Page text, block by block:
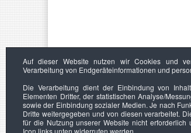
Auf dieser Website nutzen wir Cookies und
Verarbeitung von Endgeräteinformationen und
Die Verarbeitung dient der Einbindung von
Elementen Dritter, der statistischen Analyse/
sowie der Einbindung sozialer Medien. Je nach
Dritte weitergegeben und von diesen verarbeitet.
für die Nutzung unserer Website nicht
Icon links unten widerrufen werden.